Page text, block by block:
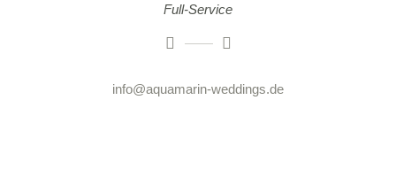
Full-Service
info@aquamarin-weddings.de